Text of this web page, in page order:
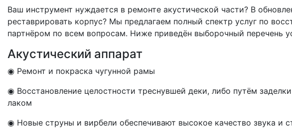
Ваш инструмент нуждается в ремонте акустической части? В
реставрировать корпус? Мы предлагаем полный спектр услуг по
партнёром по всем вопросам. Ниже приведён выборочный перечень
Акустический аппарат
◉ Ремонт и покраска чугунной рамы
◉ Восстановление целостности треснувшей деки, либо путём
лаком
◉ Новые струны и вирбели обеспечивают высокое качество звука и